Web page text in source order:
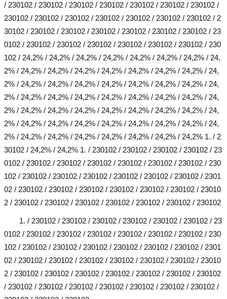
/ 230102 / 230102 / 230102 / 230102 / 230102 / 230102 / 230102 /
230102 / 230102 / 230102 / 230102 / 230102 / 230102 / 230102 / 2
30102 / 230102 / 230102 / 230102 / 230102 / 230102 / 230102 / 23
0102 / 230102 / 230102 / 230102 / 230102 / 230102 / 230102 / 230
102 / 24,2% / 24,2% / 24,2% / 24,2% / 24,2% / 24,2% / 24,2% / 24,
2% / 24,2% / 24,2% / 24,2% / 24,2% / 24,2% / 24,2% / 24,2% / 24,
2% / 24,2% / 24,2% / 24,2% / 24,2% / 24,2% / 24,2% / 24,2% / 24,
2% / 24,2% / 24,2% / 24,2% / 24,2% / 24,2% / 24,2% / 24,2% / 24,
2% / 24,2% / 24,2% / 24,2% / 24,2% / 24,2% / 24,2% / 24,2% / 24,
2% / 24,2% / 24,2% / 24,2% / 24,2% / 24,2% / 24,2% / 24,2% / 24,
2% / 24,2% / 24,2% / 24,2% / 24,2% / 24,2% / 24,2% / 24,2% 1. / 2
30102 / 24,2% / 24,2% 1. / 230102 / 230102 / 230102 / 230102 / 23
0102 / 230102 / 230102 / 230102 / 230102 / 230102 / 230102 / 230
102 / 230102 / 230102 / 230102 / 230102 / 230102 / 230102 / 2301
02 / 230102 / 230102 / 230102 / 230102 / 230102 / 230102 / 23010
2 / 230102 / 230102 / 230102 / 230102 / 230102 / 230102 / 230102
1. / 230102 / 230102 / 230102 / 230102 / 230102 / 230102 / 23
0102 / 230102 / 230102 / 230102 / 230102 / 230102 / 230102 / 230
102 / 230102 / 230102 / 230102 / 230102 / 230102 / 230102 / 2301
02 / 230102 / 230102 / 230102 / 230102 / 230102 / 230102 / 23010
2 / 230102 / 230102 / 230102 / 230102 / 230102 / 230102 / 230102
/ 230102 / 230102 / 230102 / 230102 / 230102 / 230102 / 230102 /